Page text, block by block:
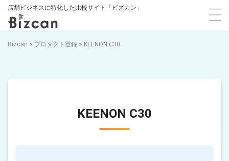
店舗ビジネスに特化した比較サイト「ビズカン」
Bizcan > プロダクト登録 > KEENON C30
KEENON C30